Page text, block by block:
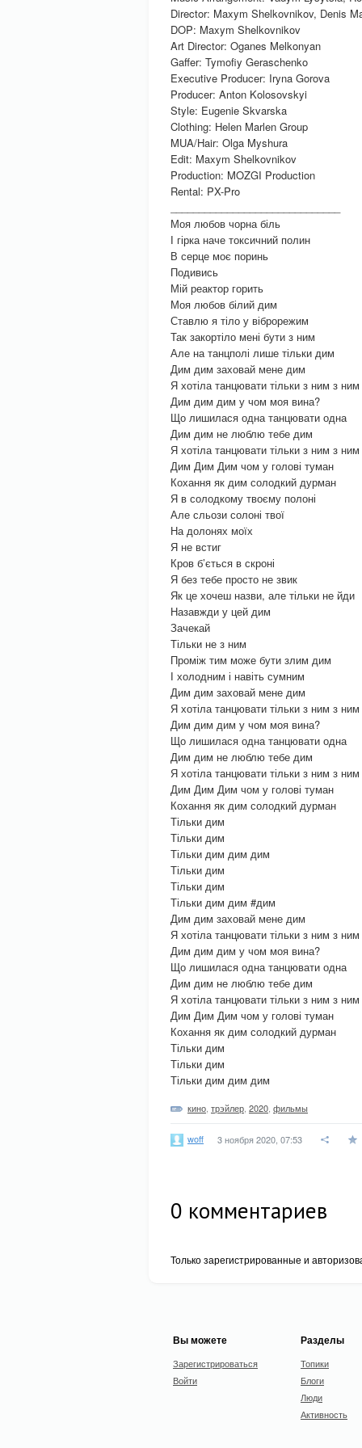
Director: Maxym Shelkovnikov, Denis
DOP: Maxym Shelkovnikov
Art Director: Oganes Melkonyan
Gaffer: Tymofiy Geraschenko
Executive Producer: Iryna Gorova
Producer: Anton Kolosovskyi
Style: Eugеnie Skvarska
Clothing: Helen Marlen Group
MUA/Hair: Olga Myshura
Edit: Maxym Shelkovnikov
Production: MOZGI Production
Rental: PX-Pro
Моя любов чорна біль
І гірка наче токсичний полин
В серце моє поринь
Подивись
Мій реактор горить
Моя любов білий дим
Ставлю я тіло у віброрежим
Так закортіло мені бути з ним
Але на танцполі лише тільки дим
Дим дим заховай мене дим
Я хотіла танцювати тільки з ним з
Дим дим дим у чом моя вина?
Що лишилася одна танцювати одна
Дим дим не люблю тебе дим
Я хотіла танцювати тільки з ним з
Дим Дим Дим чом у голові туман
Кохання як дим солодкий дурман
Я в солодкому твоєму полоні
Але сльози солоні твої
На долонях моїх
Я не встиг
Кров б’ється в скроні
Я без тебе просто не звик
Як це хочеш назви, але тільки не йди
Назавжди у цей дим
Зачекай
Тільки не з ним
Проміж тим може бути злим дим
І холодним і навіть сумним
Дим дим заховай мене дим
Я хотіла танцювати тільки з ним з
Дим дим дим у чом моя вина?
Що лишилася одна танцювати одна
Дим дим не люблю тебе дим
Я хотіла танцювати тільки з ним з
Дим Дим Дим чом у голові туман
Кохання як дим солодкий дурман
Тільки дим
Тільки дим
Тільки дим дим дим
Тільки дим
Тільки дим
Тільки дим дим #дим
Дим дим заховай мене дим
Я хотіла танцювати тільки з ним з
Дим дим дим у чом моя вина?
Що лишилася одна танцювати одна
Дим дим не люблю тебе дим
Я хотіла танцювати тільки з ним з
Дим Дим Дим чом у голові туман
Кохання як дим солодкий дурман
Тільки дим
Тільки дим
Тільки дим дим дим
кино трэйлер 2020 фильмы
woff 3 ноября 2020, 07:53
0 комментариев
Только зарегистрированные и
Вы можете
Зарегистрироваться
Войти
Разделы
Топики
Блоги
Люди
Активность